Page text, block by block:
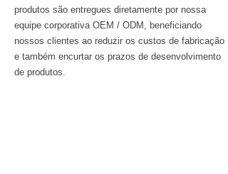
produtos são entregues diretamente por nossa
equipe corporativa OEM / ODM, beneficiando
nossos clientes ao reduzir os custos de fabricação
e também encurtar os prazos de desenvolvimento
de produtos.